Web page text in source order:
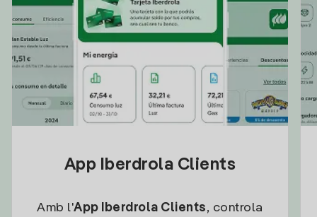
App Iberdrola Clients
Amb l'App Iberdrola Clients, controla